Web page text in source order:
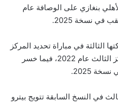
بنغازي على الوصافة عام
الثالثة في مباراة تحديد المركز
الثالث، بعدما حقق الزمالك المركز الثالث عام 2022، فيما خسر
2025.
في النسخ السابقة تتويج بيترو